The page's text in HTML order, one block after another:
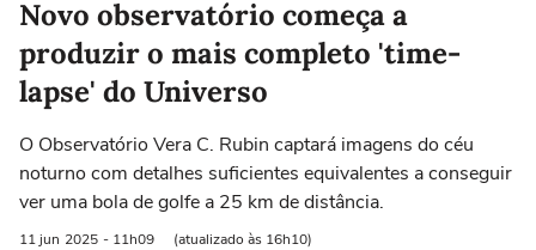
Novo observatório começa a
produzir o mais completo 'time-
lapse' do Universo
O Observatório Vera C. Rubin captará imagens do céu
noturno com detalhes suficientes equivalentes a conseguir
ver uma bola de golfe a 25 km de distância.
11 jun 2025 - 11h09 (atualizado às 16h10)